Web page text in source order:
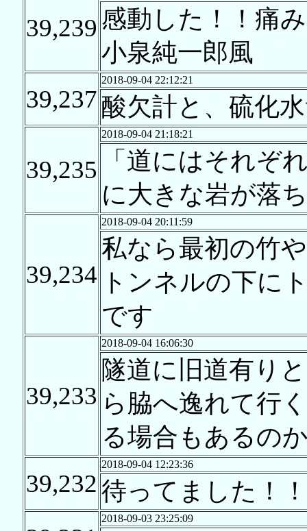
39,239 感動した！！痛
小泉純一郎風
39,237
2018-09-04 22:12:21
酸欠計と、硫化
39,235
2018-09-04 21:18:21
「道にはそれぞ
に大きな岩が落
39,234
2018-09-04 20:11:59
私なら最初の竹
トンネルの下に
です
39,233
2018-09-04 16:06:30
隧道に旧道有り
ら脇へ逸れて行
る場合もあるの
39,232
2018-09-04 12:23:36
待ってました！
2018-09-03 23:25:09